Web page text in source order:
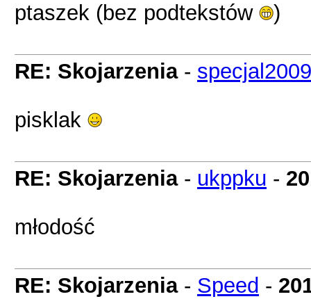
ptaszek (bez podtekstów )
RE: Skojarzenia- specjal2009
pisklak
RE: Skojarzenia- ukppku -
młodość
RE: Skojarzenia- Speed -